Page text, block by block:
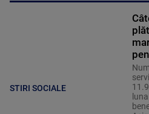
STIRI SOCIALE